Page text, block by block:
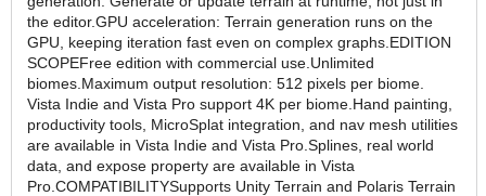
the editor.GPU acceleration: Terrain generation runs on the
GPU, keeping iteration fast even on complex graphs.EDITION
SCOPEFree edition with commercial use.Unlimited
biomes.Maximum output resolution: 512 pixels per biome.
Vista Indie and Vista Pro support 4K per biome.Hand painting,
productivity tools, MicroSplat integration, and nav mesh utilities
are available in Vista Indie and Vista Pro.Splines, real world
data, and expose property are available in Vista
Pro.COMPATIBILITYSupports Unity Terrain and Polaris Terrain